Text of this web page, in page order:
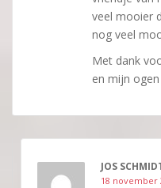
veel mooier
nog veel
Met dank
en mijn
JOS
18 november